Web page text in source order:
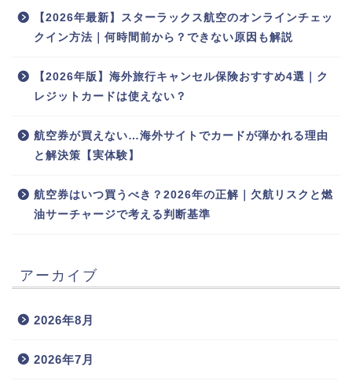
【2026年最新】スターラックス航空のオンラインチェッ
クイン方法｜何時間前から？できない原因も解説
【2026年版】海外旅行キャンセル保険おすすめ4選｜ク
レジットカードは使えない？
航空券が買えない…海外サイトでカードが弾かれる理由
と解決策【実体験】
航空券はいつ買うべき？2026年の正解｜欠航リスクと燃
油サーチャージで考える判断基準
アーカイブ
2026年8月
2026年7月